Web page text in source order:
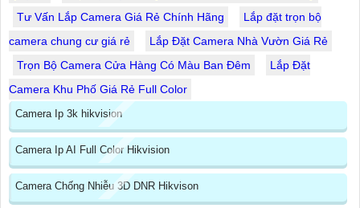
Tư Vấn Lắp Camera Giá Rẻ Chính Hãng
Lắp đặt trọn bộ
camera chung cư giá rẻ
Lắp Đặt Camera Nhà Vườn Giá Rẻ
Trọn Bộ Camera Cửa Hàng Có Màu Ban Đêm
Lắp Đặt
Camera Khu Phố Giá Rẻ Full Color
Camera Ip 3k hikvision
Camera Ip AI Full Color Hikvision
Camera Chống Nhiễu 3D DNR Hikvison